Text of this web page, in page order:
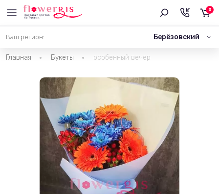
Ваш регион: Берёзовский
0
Главная Букеты особенный вечер